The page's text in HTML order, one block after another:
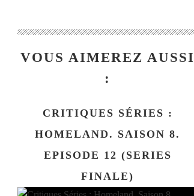
VOUS AIMEREZ AUSSI
:
CRITIQUES SÉRIES :
HOMELAND. SAISON 8.
EPISODE 12 (SERIES
FINALE)